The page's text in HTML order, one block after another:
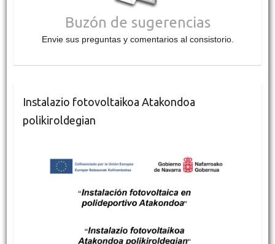
Buzón de sugerencias
Envie sus preguntas y comentarios al consistorio.
Instalazio fotovoltaikoa Atakondoa
polikiroldegian